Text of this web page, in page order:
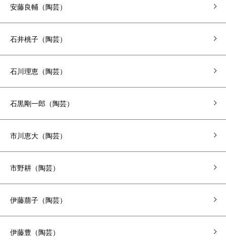
安藤良輔（陶芸）
石井桃子（陶芸）
石川理恵（陶芸）
石黒剛一郎（陶芸）
市川恵大（陶芸）
市野耕（陶芸）
伊藤萠子（陶芸）
伊藤豊（陶芸）